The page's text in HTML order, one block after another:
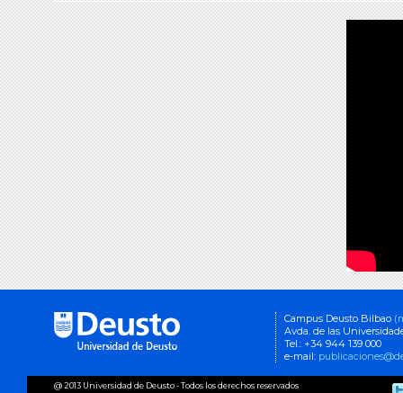
Campus Deusto Bilbao
Avda. de las
Tel.: +34 944 139 000
e-mail:
@ 2013 Universidad de Deusto - Todos los derechos reservados